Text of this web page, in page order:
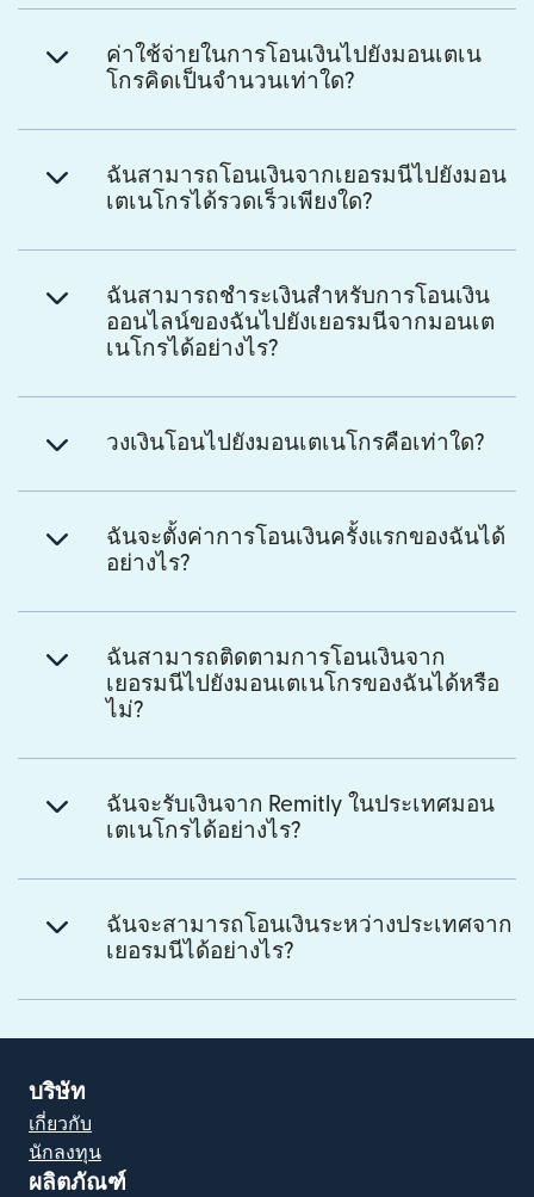
ค่าใช้จ่ายในการโอนเงินไปยังมอนเตเน
โกรคิดเป็นจำนวนเท่าใด?
ฉันสามารถโอนเงินจากเยอรมนีไปยังมอน
เตเนโกรได้รวดเร็วเพียงใด?
ฉันสามารถชำระเงินสำหรับการโอนเงิน
ออนไลน์ของฉันไปยังเยอรมนีจากมอนเต
เนโกรได้อย่างไร?
วงเงินโอนไปยังมอนเตเนโกรคือเท่าใด?
ฉันจะตั้งค่าการโอนเงินครั้งแรกของฉันได้
อย่างไร?
ฉันสามารถติดตามการโอนเงินจาก
เยอรมนีไปยังมอนเตเนโกรของฉันได้หรือ
ไม่?
ฉันจะรับเงินจาก Remitly ในประเทศมอน
เตเนโกรได้อย่างไร?
ฉันจะสามารถโอนเงินระหว่างประเทศจาก
เยอรมนีได้อย่างไร?
บริษัท
เกี่ยวกับ
นักลงทุน
ผลิตภัณฑ์